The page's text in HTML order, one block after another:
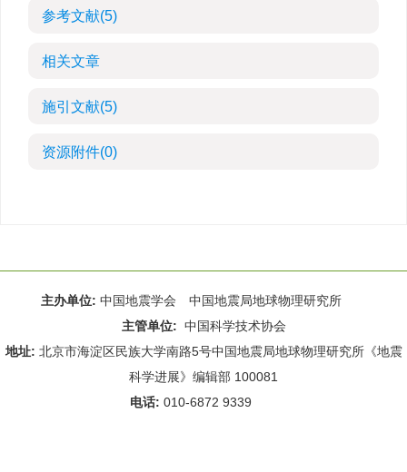
参考文献(5)
相关文章
施引文献(5)
资源附件(0)
主办单位: 中国地震学会 中国地震局地球物理研究所
主管单位: 中国科学技术协会
地址: 北京市海淀区民族大学南路5号中国地震局地球物理研究所《地震
科学进展》编辑部 100081
电话: 010-6872 9339